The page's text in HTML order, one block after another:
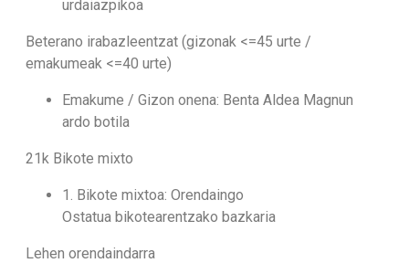
urdaiazpikoa
Beterano irabazleentzat (gizonak <=45 urte /
emakumeak <=40 urte)
Emakume / Gizon onena: Benta Aldea Magnun
ardo botila
21k Bikote mixto
1. Bikote mixtoa: Orendaingo
Ostatua bikotearentzako bazkaria
Lehen orendaindarra